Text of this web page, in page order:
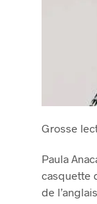
Grosse
Paula
casquette
de